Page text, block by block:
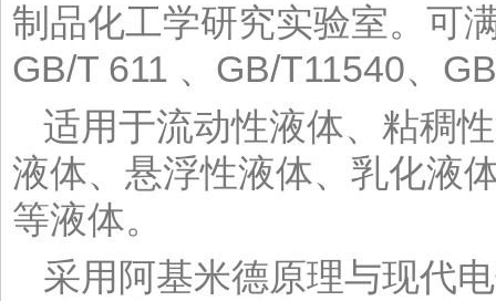
制品化工学研究实验室。可
GB/T 611 、GB/T11540、
适用于流动性液体、粘稠
液体、悬浮性液体、乳化液
等液体。
采用阿基米德原理与现代